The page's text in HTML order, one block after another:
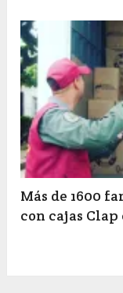
Más de 1600
con cajas